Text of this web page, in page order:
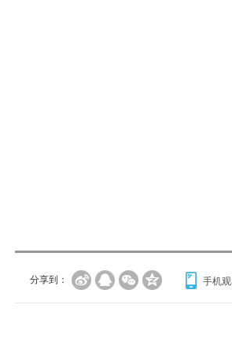
分享到： 手机